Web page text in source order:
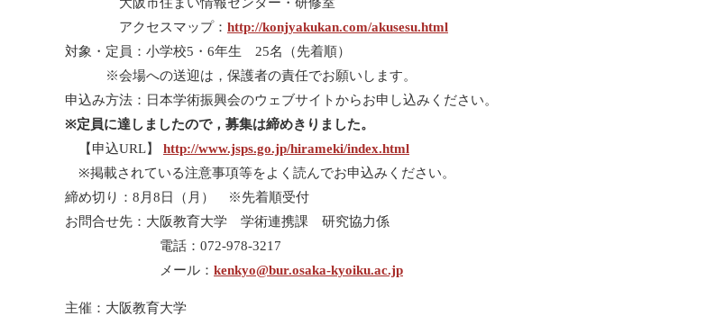
アクセスマップ： http://konjyakukan.com/akusesu.html
対象・定員：小学校5・6年生 25名（先着順）
※会場への送迎は，保護者の責任でお願いします。
申込み方法：日本学術振興会のウェブサイトからお申し込みください。
※定員に達しましたので，募集は締めきりました。
【申込URL】 http://www.jsps.go.jp/hirameki/index.html
※掲載されている注意事項等をよく読んでお申込みください。
締め切り：8月8日（月） ※先着順受付
お問合せ先：大阪教育大学 学術連携課 研究協力係
電話：072-978-3217
メール： kenkyo@bur.osaka-kyoiku.ac.jp
主催：大阪教育大学